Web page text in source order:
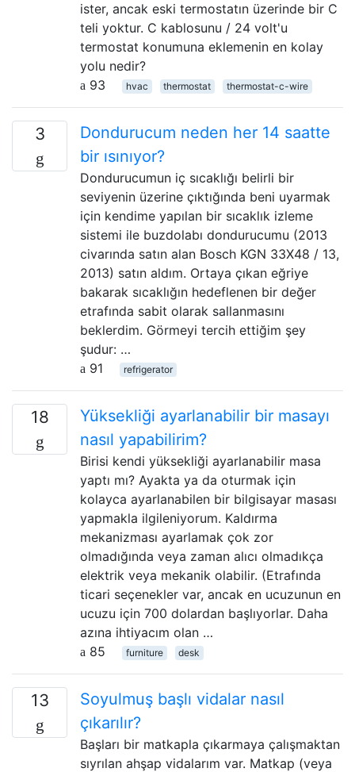
ister, ancak eski termostatın üzerinde bir C
teli yoktur. C kablosunu / 24 volt'u
termostat konumuna eklemenin en kolay
yolu nedir?
93
hvac thermostat thermostat-c-wire
3
Dondurucum neden her 14 saatte
bir ısınıyor?
Dondurucumun iç sıcaklığı belirli bir
seviyenin üzerine çıktığında beni uyarmak
için kendime yapılan bir sıcaklık izleme
sistemi ile buzdolabı dondurucumu (2013
civarında satın alan Bosch KGN 33X48 / 13,
2013) satın aldım. Ortaya çıkan eğriye
bakarak sıcaklığın hedeflenen bir değer
etrafında sabit olarak sallanmasını
beklerdim. Görmeyi tercih ettiğim şey
şudur: …
91
refrigerator
18
Yüksekliği ayarlanabilir bir masayı
nasıl yapabilirim?
Birisi kendi yüksekliği ayarlanabilir masa
yaptı mı? Ayakta ya da oturmak için
kolayca ayarlanabilen bir bilgisayar masası
yapmakla ilgileniyorum. Kaldırma
mekanizması ayarlamak çok zor
olmadığında veya zaman alıcı olmadıkça
elektrik veya mekanik olabilir. (Etrafında
ticari seçenekler var, ancak en ucuzunun en
ucuzu için 700 dolardan başlıyorlar. Daha
azına ihtiyacım olan …
85
furniture desk
13
Soyulmuş başlı vidalar nasıl
çıkarılır?
Başları bir matkapla çıkarmaya çalışmaktan
sıyrılan ahşap vidalarım var. Matkap (veya